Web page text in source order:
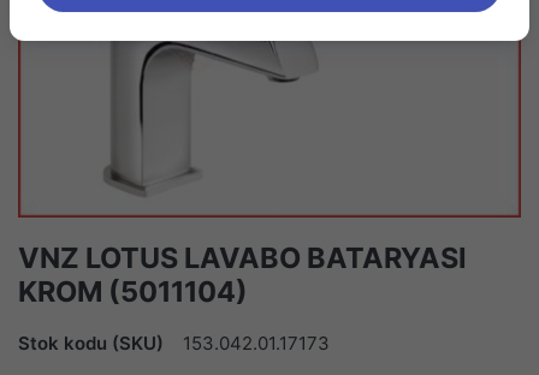
VNZ LOTUS LAVABO BATARYASI
KROM (5011104)
Stok kodu (SKU) 153.042.01.17173